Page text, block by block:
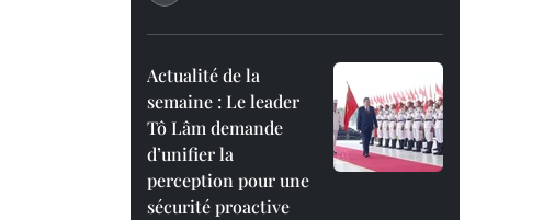
Actualité de la
semaine : Le leader
Tô Lâm demande
d’unifier la
perception pour une
sécurité proactive